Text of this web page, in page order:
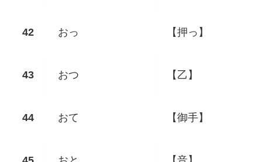
おっ 【押っ】
おつ 【乙】
おて 【御手】